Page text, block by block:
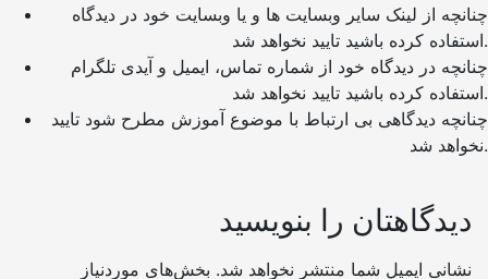
استفاده کرده باشید تایید نخواهد شد.
استفاده کرده باشید تایید نخواهد شد.
چنانچه دیدگاهی بی ارتباط با موضوع آموزش مطرح شود تایید
نخواهد شد.
دیدگاهتان را بنویسید
نشانی ایمیل شما منتشر نخواهد شد. بخش‌های موردنیاز